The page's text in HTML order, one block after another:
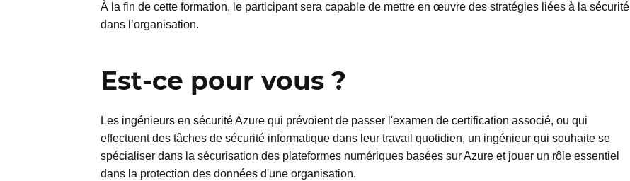
À la fin de cette formation, le participant sera capable de mettre en œuvre des stratégies liées à la sécurité
dans l’organisation.
Est-ce pour vous ?
Les ingénieurs en sécurité Azure qui prévoient de passer l'examen de certification associé, ou qui
effectuent des tâches de sécurité informatique dans leur travail quotidien, un ingénieur qui souhaite se
spécialiser dans la sécurisation des plateformes numériques basées sur Azure et jouer un rôle essentiel
dans la protection des données d'une organisation.